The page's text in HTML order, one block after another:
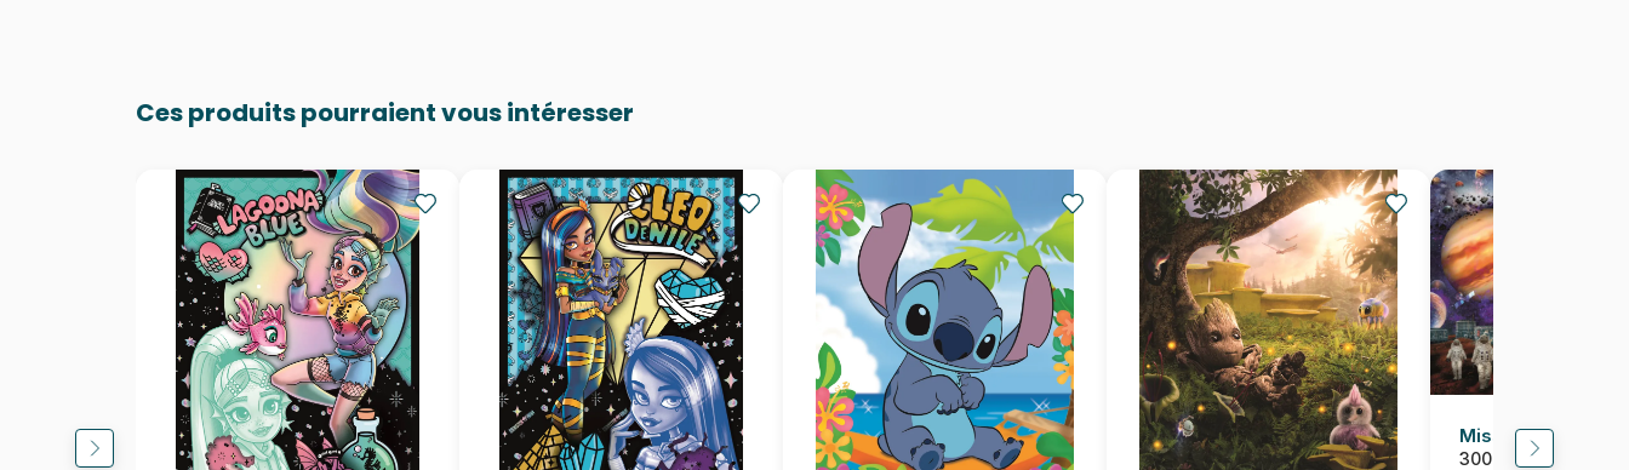
Ces produits pourraient vous intéresser
Mission Spaciale
300 pièces